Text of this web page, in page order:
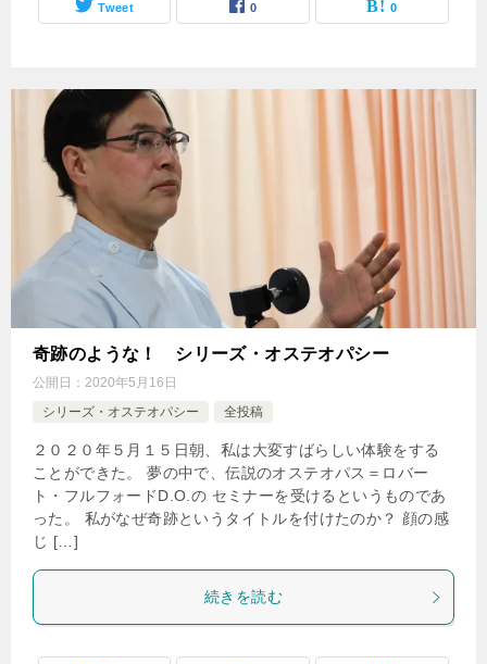
Tweet 0 0
奇跡のような！ シリーズ・オステオパシー
公開日： 2020年5月16日
シリーズ・オステオパシー
全投稿
２０２０年５月１５日朝、私は大変すばらしい体験をする
ことができた。 夢の中で、伝説のオステオパス＝ロバー
ト・フルフォードD.O.の セミナーを受けるというものであ
った。 私がなぜ奇跡というタイトルを付けたのか？ 顔の感
じ […]
続きを読む